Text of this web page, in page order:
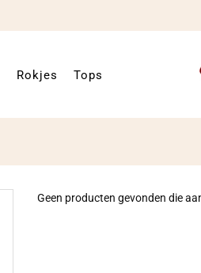
Rokjes Tops
Geen producten gevonden die